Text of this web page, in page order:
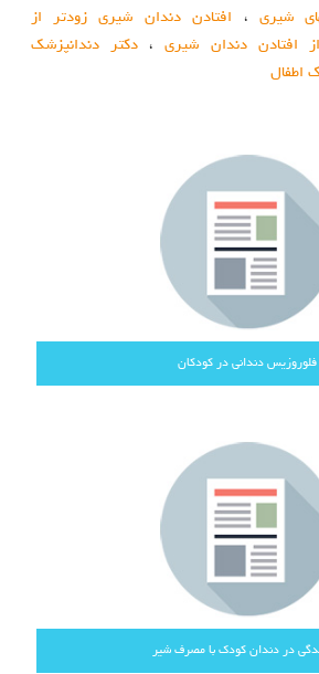
شیری ، افتادن دندان شیری زودتر از
افتادن دندان شیری،دکتر دندانپزشک
اطفال
فلوروزیس دندانی در کودکان
در دندان کودک با مصرف شیر